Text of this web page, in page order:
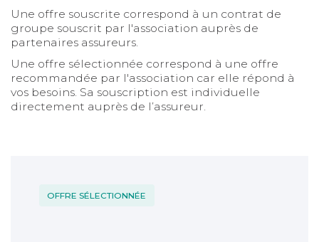
Une offre souscrite correspond à un contrat de
groupe souscrit par l'association auprès de
partenaires assureurs.
Une offre sélectionnée correspond à une offre
recommandée par l'association car elle répond à
vos besoins. Sa souscription est individuelle
directement auprès de l’assureur.
OFFRE SÉLECTIONNÉE